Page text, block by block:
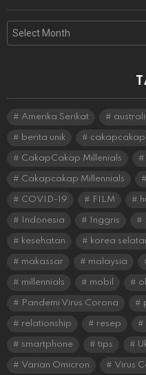
Archives
Amerika Serikat
berita unik cakapcakap
CakapCakap Millenials
Cakapcakap Millennials
COVID-19 FILM
Indonesia Inggris
kesehatan korea
makassar malaysia
millennials mobil
Pandemi Virus Corona
relationship resep
smartphone tips
Varian Omicron Virus